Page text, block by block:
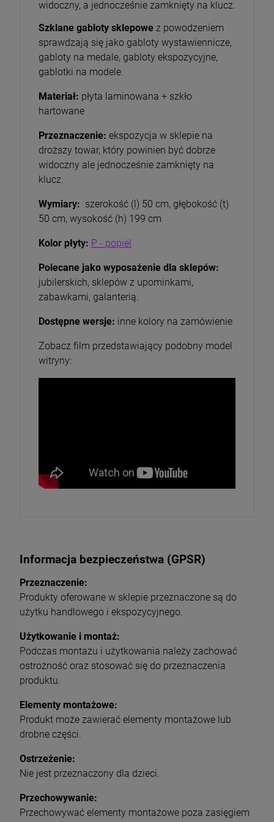
widoczny, a jednocześnie zamknięty na klucz.
Szklane gabloty sklepowe z powodzeniem
sprawdzają się jako gabloty wystawiennicze,
gabloty na medale, gabloty ekspozycyjne,
gablotki na modele.
Materiał: płyta laminowana + szkło
hartowane
Przeznaczenie: ekspozycja w sklepie na
droższy towar, który powinien być dobrze
widoczny ale jednocześnie zamknięty na
klucz.
Wymiary: szerokość (l) 50 cm, głębokość (t)
50 cm, wysokość (h) 199 cm
Kolor płyty: P - popiel
Polecane jako wyposażenie dla sklepów:
jubilerskich, sklepów z upominkami,
zabawkami, galanterią.
Dostępne wersje: inne kolory na zamówienie
Zobacz film przedstawiający podobny model
witryny:
Informacja bezpieczeństwa (GPSR)
Przeznaczenie:
Produkty oferowane w sklepie przeznaczone są do
użytku handlowego i ekspozycyjnego.
Użytkowanie i montaż:
Podczas montażu i użytkowania należy zachować
ostrożność oraz stosować się do przeznaczenia
produktu.
Elementy montażowe:
Produkt może zawierać elementy montażowe lub
drobne części.
Ostrzeżenie:
Nie jest przeznaczony dla dzieci.
Przechowywanie:
Przechowywać elementy montażowe poza zasięgiem